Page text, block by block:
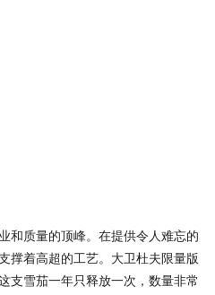
和质量的顶峰。在提供令人难忘的
撑着高超的工艺。大卫杜夫限量版
支雪茄一年只释放一次，数量非常